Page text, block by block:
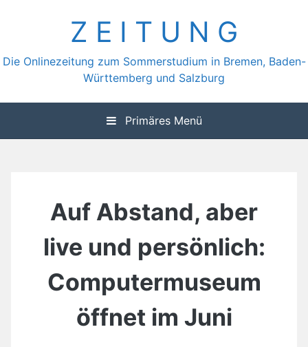
Z E I T U N G
Die Onlinezeitung zum Sommerstudium in Bremen, Baden-
Württemberg und Salzburg
Primäres Menü
Auf Abstand, aber
live und persönlich:
Computermuseum
öffnet im Juni